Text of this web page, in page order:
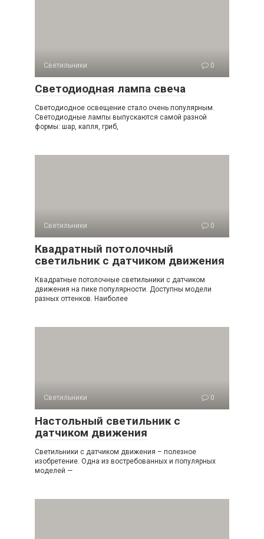
Светильники 0
Светодиодная лампа свеча
Светодиодное освещение стало очень популярным.
Светодиодные лампы выпускаются самой разной
формы: шар, капля, гриб,
Светильники 0
Квадратный потолочный
светильник с датчиком движения
Квадратные потолочные светильники с датчиком
движения на пике популярности. Доступны модели
разных оттенков. Наиболее
Светильники 0
Настольный светильник с
датчиком движения
Светильники с датчиком движения – полезное
изобретение. Одна из востребованных и популярных
моделей —